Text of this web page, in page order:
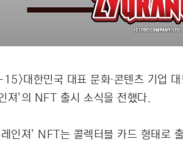
대한민국 대표 문화∙콘텐츠 기업 대
져’의 NFT 출시 소식을 전했다.
레인져’ NFT는 콜렉터블 카드 형태